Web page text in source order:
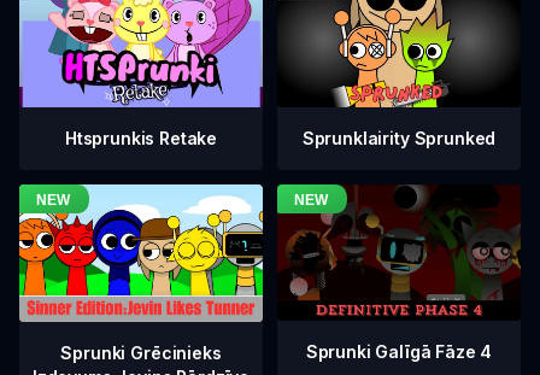
Htsprunkis Retake Sprunklairity Sprunked
Sprunki Grēcinieks
Sprunki Galīgā Fāze 4